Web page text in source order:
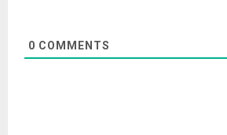
0 COMMENTS